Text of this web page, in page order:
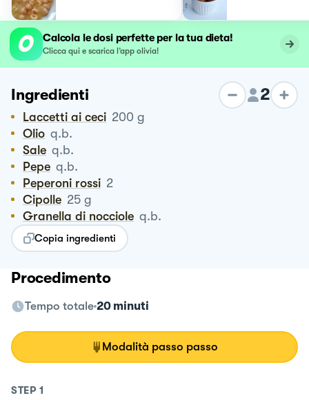
Calcola le dosi perfette per la tua dieta!
Clicca qui e scarica l’app olivia!
Ingredienti 2
Laccetti ai ceci 200 g
Olio q.b.
Sale q.b.
Pepe q.b.
Peperoni rossi 2
Cipolle 25 g
Granella di nocciole q.b.
Copia ingredienti
Procedimento
Tempo totale 20 minuti
Modalità passo passo
STEP 1